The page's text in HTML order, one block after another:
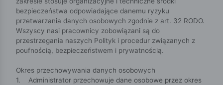
bezpieczeństwa odpowiadające danemu ryzyku
przetwarzania danych osobowych zgodnie z art. 32 RODO.
Wszyscy nasi pracownicy zobowiązani są do
przestrzegania naszych Polityk i procedur związanych z
poufnością, bezpieczeństwem i prywatnością.
Okres przechowywania danych osobowych
1. Administrator przechowuje dane osobowe przez okres